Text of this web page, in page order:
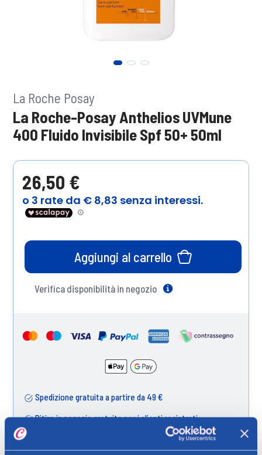
La Roche Posay
La Roche-Posay Anthelios UVMune
400 Fluido Invisibile Spf 50+ 50ml
26,50 €
Aggiungi al carrello
Verifica disponibilità in negozio
Spedizione gratuita a partire da 49 €
Ritiro in negozio gratuito per i clienti registrati